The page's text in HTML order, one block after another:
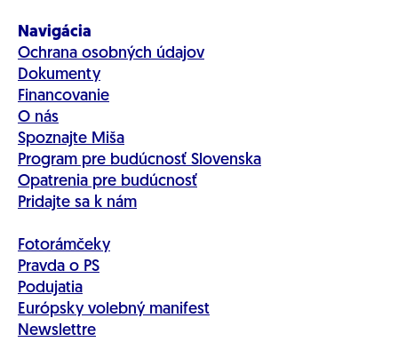
Navigácia
Ochrana osobných údajov
Dokumenty
Financovanie
O nás
Spoznajte Miša
Program pre budúcnosť Slovenska
Opatrenia pre budúcnosť
Pridajte sa k nám
Fotorámčeky
Pravda o PS
Podujatia
Európsky volebný manifest
Newslettre